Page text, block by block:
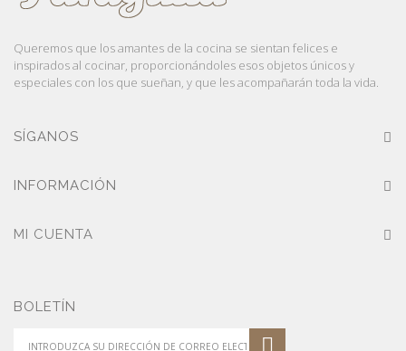
Queremos que los amantes de la cocina se sientan felices e
inspirados al cocinar, proporcionándoles esos objetos únicos y
especiales con los que sueñan, y que les acompañarán toda la vida.
SÍGANOS
INFORMACIÓN
MI CUENTA
BOLETÍN